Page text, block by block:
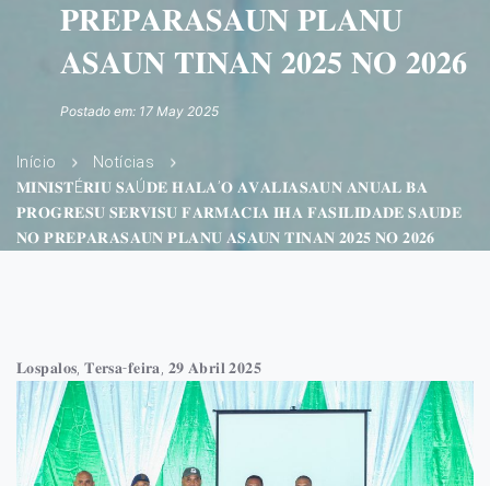
𝐏𝐑𝐄𝐏𝐀𝐑𝐀𝐒𝐀𝐔𝐍 𝐏𝐋𝐀𝐍𝐔
𝐀𝐒𝐀𝐔𝐍 𝐓𝐈𝐍𝐀𝐍 𝟐𝟎𝟐𝟓 𝐍𝐎 𝟐𝟎𝟐𝟔
Postado em: 17 May 2025
Início
Notícias
𝐌𝐈𝐍𝐈𝐒𝐓É𝐑𝐈𝐔 𝐒𝐀Ú𝐃𝐄 𝐇𝐀𝐋𝐀’𝐎 𝐀𝐕𝐀𝐋𝐈𝐀𝐒𝐀𝐔𝐍 𝐀𝐍𝐔𝐀𝐋 𝐁𝐀
𝐏𝐑𝐎𝐆𝐑𝐄𝐒𝐔 𝐒𝐄𝐑𝐕𝐈𝐒𝐔 𝐅𝐀𝐑𝐌𝐀𝐂𝐈𝐀 𝐈𝐇𝐀 𝐅𝐀𝐒𝐈𝐋𝐈𝐃𝐀𝐃𝐄 𝐒𝐀𝐔𝐃𝐄
𝐍𝐎 𝐏𝐑𝐄𝐏𝐀𝐑𝐀𝐒𝐀𝐔𝐍 𝐏𝐋𝐀𝐍𝐔 𝐀𝐒𝐀𝐔𝐍 𝐓𝐈𝐍𝐀𝐍 𝟐𝟎𝟐𝟓 𝐍𝐎 𝟐𝟎𝟐𝟔
𝐋𝐨𝐬𝐩𝐚𝐥𝐨𝐬, 𝐓𝐞𝐫𝐬𝐚-𝐟𝐞𝐢𝐫𝐚, 𝟐𝟗 𝐀𝐛𝐫𝐢𝐥 𝟐𝟎𝟐𝟓